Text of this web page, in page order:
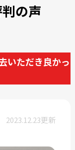
の声
いただき良かっ
2023.12.23更新